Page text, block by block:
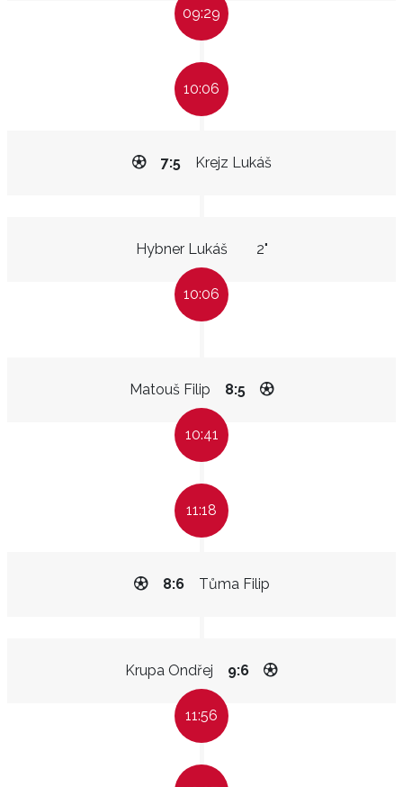
09:29
10:06
Krejz Lukáš
7:5
Hybner Lukáš 2"
10:06
Matouš Filip 8:5
10:41
11:18
Tůma Filip
8:6
Krupa Ondřej 9:6
11:56